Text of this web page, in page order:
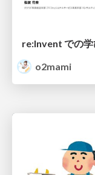
re:Invent での
o2mami